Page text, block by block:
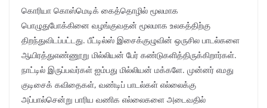
கொரியா கொஸ்மெடிக் கைத்தொழில் மூலமாக
பொழுதுபோக்கினை வழங்குவதன் மூலமாக உலகத்திற்கு
திறந்துவிடப்பட்டது. பீட்டில்ஸ் இசைக்குழுவின் ஒருசில பாடல்களை
ஆயிரத்துஎண்ணூறு மில்லியன் பேர் கண்டுகளித்திருக்கிறார்கள்.
நாட்டில் இருப்பவர்கள் ஐம்பது மில்லியன் மக்களே. முன்னர் எமது
குடிசைக் கவிதைகள், வண்டிப் பாடல்கள் எல்லைக்கு
அப்பால்சென்று பாரிய வணிக எல்லைகளை அடைவதில்